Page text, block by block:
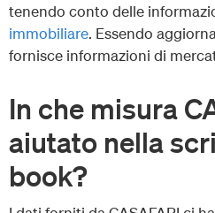
tenendo conto delle
immobiliare. Essendo
fornisce informazioni di
In che misura
aiutato nella
book?